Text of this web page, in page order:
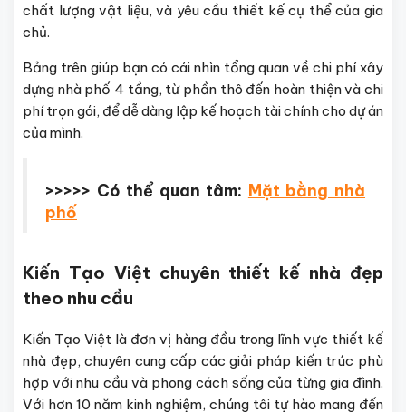
chất lượng vật liệu, và yêu cầu thiết kế cụ thể của gia
chủ.
Bảng trên giúp bạn có cái nhìn tổng quan về chi phí xây
dựng nhà phố 4 tầng, từ phần thô đến hoàn thiện và chi
phí trọn gói, để dễ dàng lập kế hoạch tài chính cho dự án
của mình.
>>>>> Có thể quan tâm: Mặt bằng nhà
phố
Kiến Tạo Việt chuyên thiết kế nhà đẹp
theo nhu cầu
Kiến Tạo Việt là đơn vị hàng đầu trong lĩnh vực thiết kế
nhà đẹp, chuyên cung cấp các giải pháp kiến trúc phù
hợp với nhu cầu và phong cách sống của từng gia đình.
Với hơn 10 năm kinh nghiệm, chúng tôi tự hào mang đến